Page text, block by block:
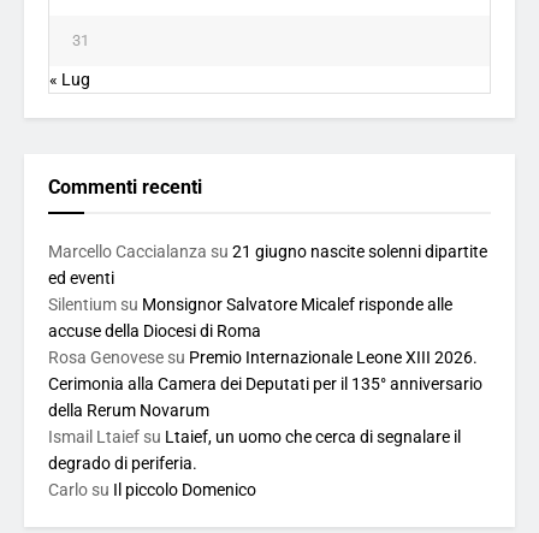
31
« Lug
Commenti recenti
Marcello Caccialanza su 21 giugno nascite solenni dipartite
ed eventi
Silentium su Monsignor Salvatore Micalef risponde alle
accuse della Diocesi di Roma
Rosa Genovese su Premio Internazionale Leone XIII 2026.
Cerimonia alla Camera dei Deputati per il 135° anniversario
della Rerum Novarum
Ismail Ltaief su Ltaief, un uomo che cerca di segnalare il
degrado di periferia.
Carlo su Il piccolo Domenico